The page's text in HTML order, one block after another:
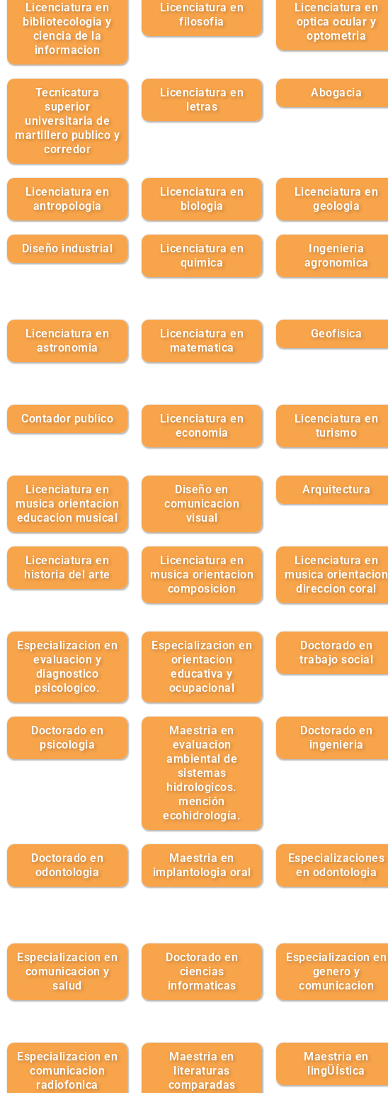
Licenciatura en
bibliotecologia y
ciencia de la
informacion
Licenciatura en
filosofia
Licenciatura en
optica ocular y
optometria
Tecnicatura
superior
universitaria de
martillero publico y
corredor
Licenciatura en
letras
Abogacia
Licenciatura en
antropologia
Licenciatura en
biologia
Licenciatura en
geologia
Diseño industrial
Licenciatura en
quimica
Ingenieria
agronomica
Licenciatura en
astronomia
Licenciatura en
matematica
Geofisica
Contador publico
Licenciatura en
economia
Licenciatura en
turismo
Licenciatura en
musica orientacion
educacion musical
Diseño en
comunicacion
visual
Arquitectura
Licenciatura en
historia del arte
Licenciatura en
musica orientacion
composicion
Licenciatura en
musica orientacion
direccion coral
Especializacion en
evaluacion y
diagnostico
psicologico.
Especializacion en
orientacion
educativa y
ocupacional
Doctorado en
trabajo social
Doctorado en
psicologia
Maestria en
evaluacion
ambiental de
sistemas
hidrologicos.
mención
ecohidrología.
Doctorado en
ingenieria
Doctorado en
odontologia
Maestria en
implantologia oral
Especializaciones
en odontologia
Especializacion en
comunicacion y
salud
Doctorado en
ciencias
informaticas
Especializacion en
genero y
comunicacion
Especializacion en
comunicacion
radiofonica
Maestria en
literaturas
comparadas
Maestria en
lingÜÍstica